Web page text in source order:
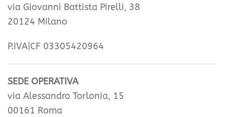
via Giovanni Battista Pirelli, 38
20124 Milano
P.IVA|CF 03305420964
SEDE OPERATIVA
via Alessandro Torlonia, 15
00161 Roma